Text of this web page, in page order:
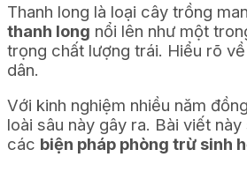
Thanh long là loại cây trồng
thanh long nổi lên như một
trọng chất lượng trái. Hiểu rõ
dân.
Với kinh nghiệm nhiều năm
loài sâu này gây ra. Bài viết
các biện pháp phòng trừ sinh